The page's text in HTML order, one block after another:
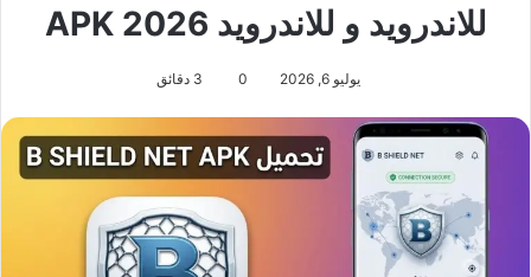
للاندرويد و للاندرويد APK 2026
يوليو 6, 2026 0